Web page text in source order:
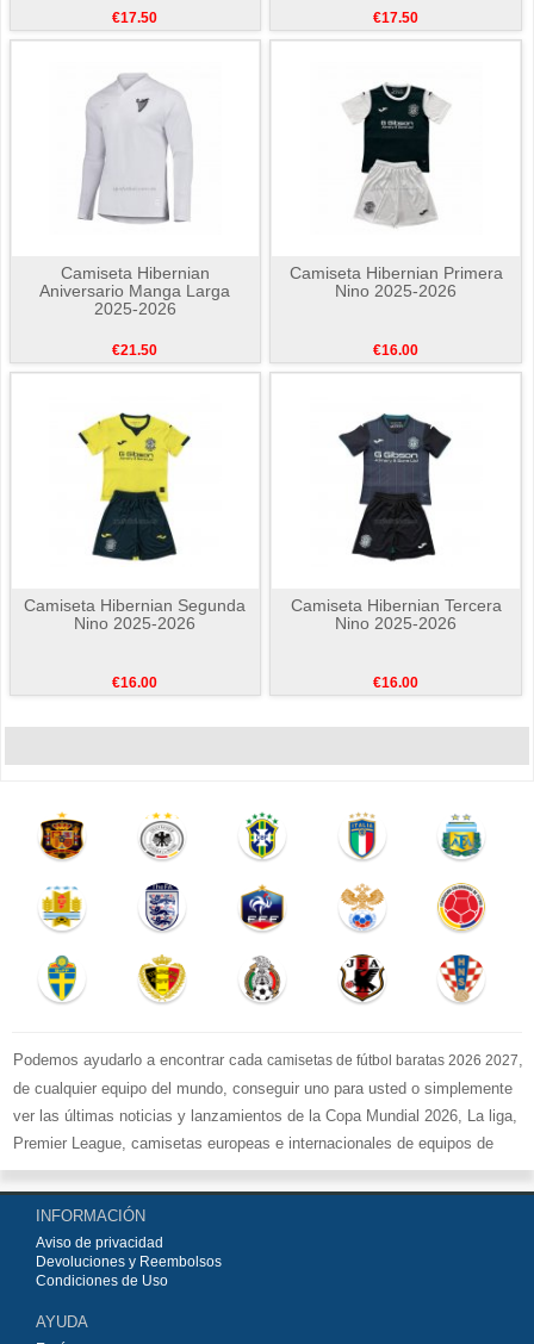
€17.50 €17.50
Camiseta Hibernian
Aniversario Manga Larga
2025-2026
€21.50
Camiseta Hibernian Primera
Nino 2025-2026
€16.00
Camiseta Hibernian Segunda
Nino 2025-2026
€16.00
Camiseta Hibernian Tercera
Nino 2025-2026
€16.00
Podemos ayudarlo a encontrar cada camisetas de fútbol baratas 2026 2027,
de cualquier equipo del mundo, conseguir uno para usted o simplemente
ver las últimas noticias y lanzamientos de la Copa Mundial 2026, La liga,
Premier League, camisetas europeas e internacionales de equipos de
fútbol y kits.
Comprecamisetas de fútbol baratas replicasen la tienda deportiva
más grande de Europa. ¡Grandes ofertas en todas las camisetas del club
de fútbol, ​​kits europeos e internacionales, todo a los precios más bajos!
Compre nuestra gran selección de
INFORMACIÓN
Aviso de privacidad
Devoluciones y Reembolsos
Condiciones de Uso
AYUDA